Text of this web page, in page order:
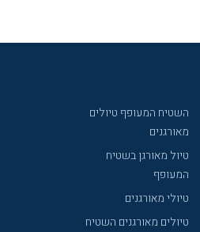
השטיח המעופף טיולים
מאורגנים
טיול מאורגן בשטיח
המעופף
טיולי מאורגנים
טיולים מאורגנים השטיח